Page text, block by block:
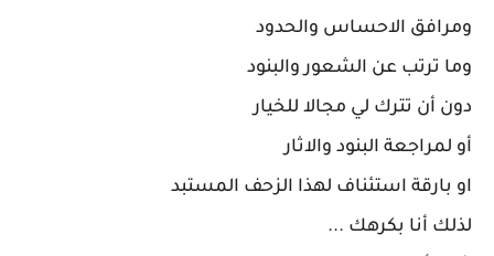
ومرافق الاحساس والحدود
وما ترتب عن الشعور والبنود
دون أن تترك لي مجالا للخيار
أو لمراجعة البنود والاثار
او بارقة استئناف لهذا الزحف المستبد
لذلك أنا بكرهك ...